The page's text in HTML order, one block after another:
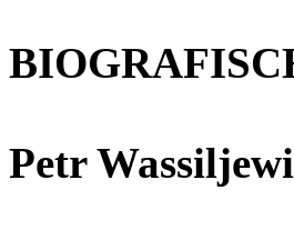
Petr